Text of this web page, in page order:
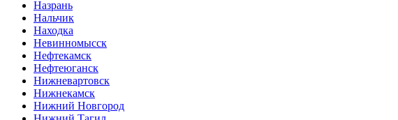
Назрань
Нальчик
Находка
Невинномысск
Нефтекамск
Нефтеюганск
Нижневартовск
Нижнекамск
Нижний Новгород